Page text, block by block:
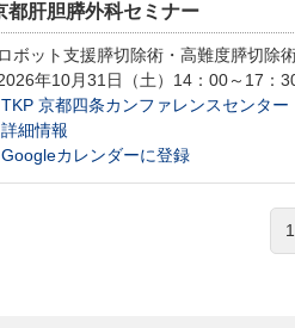
都肝胆膵外科セミナー
ロボット支援膵切除術・高難度膵切除
年10月31日（土）14：00～17：
TKP 京都四条カンファレンスセンター
詳細情報
Googleカレンダーに登録
1